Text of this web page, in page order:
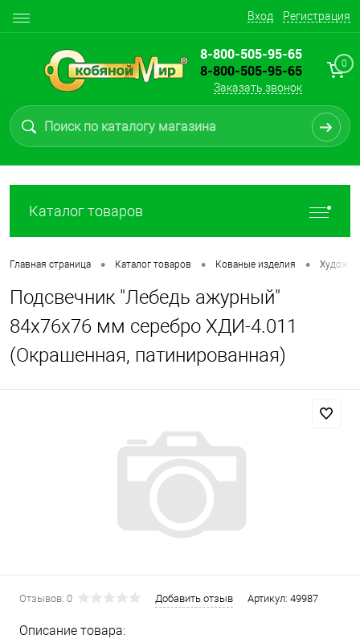
Вход Регистрация
8-800-505-95-65
8-800-505-95-65
Заказать звонок
0
Каталог товаров
Главная страница • Каталог товаров • Кованые изделия •
Подсвечник "Лебедь ажурный"
84х76х76 мм серебро ХДИ-4.011
(Окрашенная, патинированная)
Отзывов: 0 Добавить отзыв Артикул: 49987
Описание товара: